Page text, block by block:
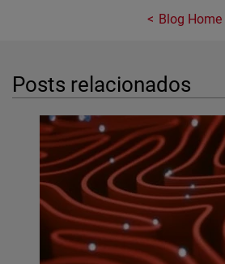
Blog Home
Posts relacionados